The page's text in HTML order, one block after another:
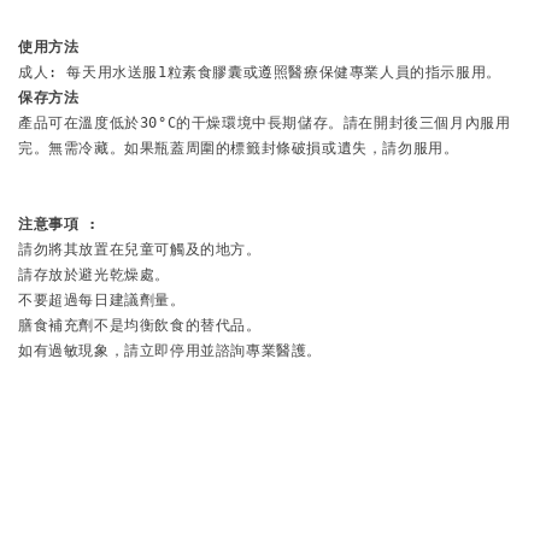
使用方法
保存方法
產品可在溫度低於30°C的干燥環境中長期儲存。請在開封後三個月內服用
完。無需冷藏。如果瓶蓋周圍的標籤封條破損或遺失，請勿服用。
注意事項 :
請勿將其放置在兒童可觸及的地方。
請存放於避光乾燥處。
不要超過每日建議劑量。
膳食補充劑不是均衡飲食的替代品。
如有過敏現象，請立即停用並諮詢專業醫護。